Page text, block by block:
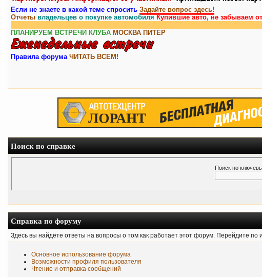
Если не знаете в какой теме спросить Задайте вопрос здесь!
Отчеты владельцев о покупке автомобиляКупившие авто, не забываем
ПЛАНИРУЕМ ВСТРЕЧИ КЛУБА МОСКВА ПИТЕР
Правила форума ЧИТАТЬ ВСЕМ!
Поиск по справке
Поиск по
Справка по форуму
Здесь вы найдёте ответы на вопросы о том как работает этот форум. Перейдите
Основное использование форума
Возможности профиля пользователя
Чтение и отправка сообщений